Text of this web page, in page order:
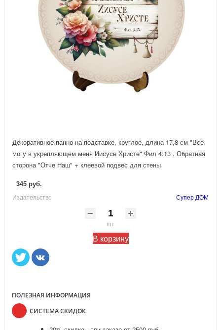
Декоративное панно на подставке, круглое, длина 17,8 см "Все
могу в укрепляющем меня Иисусе Христе" Фил 4:13 . Обратная
сторона "Отче Наш" + клеевой подвес для стены
345 руб.
Издательство Супер ДОМ
шт
В корзину
ПОЛЕЗНАЯ ИНФОРМАЦИЯ
СИСТЕМА СКИДОК